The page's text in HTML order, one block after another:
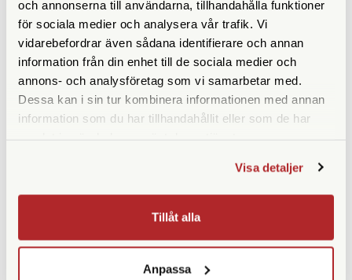
och annonserna till användarna, tillhandahålla funktioner
för sociala medier och analysera vår trafik. Vi
vidarebefordrar även sådana identifierare och annan
information från din enhet till de sociala medier och
annons- och analysföretag som vi samarbetar med.
Dessa kan i sin tur kombinera informationen med annan
information som du har tillhandahållit eller som de har
Visa detaljer
Tillåt alla
Anpassa
Finns i lager
LÄS MER
KÖP
Manfrotto Pixi Stativfäste
Finns i lager
190 SEK
LÄS MER
KÖP